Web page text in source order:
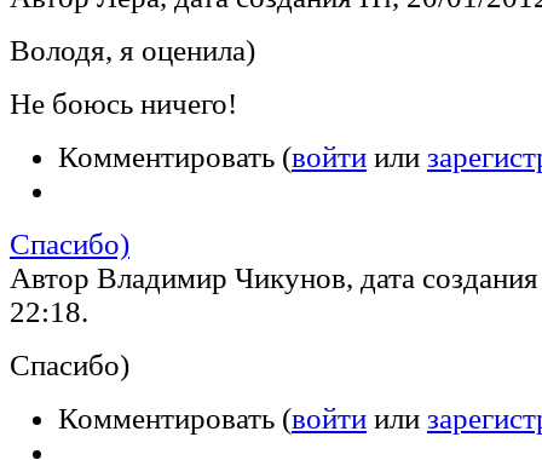
Володя, я оценила)
Не боюсь ничего!
Комментировать (войти или
Спасибо)
Автор Владимир Чикунов, дата
22:18.
Спасибо)
Комментировать (войти или